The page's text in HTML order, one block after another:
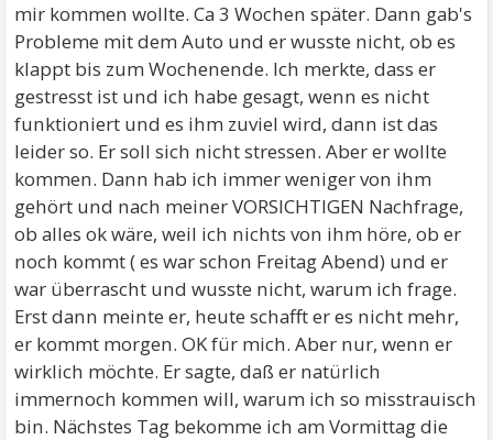
mir kommen wollte. Ca 3 Wochen später. Dann gab's
Probleme mit dem Auto und er wusste nicht, ob es
klappt bis zum Wochenende. Ich merkte, dass er
gestresst ist und ich habe gesagt, wenn es nicht
funktioniert und es ihm zuviel wird, dann ist das
leider so. Er soll sich nicht stressen. Aber er wollte
kommen. Dann hab ich immer weniger von ihm
gehört und nach meiner VORSICHTIGEN Nachfrage,
ob alles ok wäre, weil ich nichts von ihm höre, ob er
noch kommt ( es war schon Freitag Abend) und er
war überrascht und wusste nicht, warum ich frage.
Erst dann meinte er, heute schafft er es nicht mehr,
er kommt morgen. OK für mich. Aber nur, wenn er
wirklich möchte. Er sagte, daß er natürlich
immernoch kommen will, warum ich so misstrauisch
bin. Nächstes Tag bekomme ich am Vormittag die